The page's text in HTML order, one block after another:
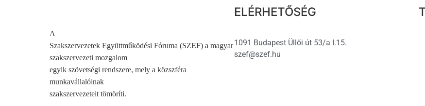
A
Szakszervezetek Együttműködési Fóruma (SZEF) a magyar
szakszervezeti mozgalom
egyik szövetségi rendszere, mely a közszféra
munkavállalóinak
szakszervezeteit tömöríti.
ELÉRHETŐSÉG
1091 Budapest Üllői út 53/a I.15.
szef@szef.hu